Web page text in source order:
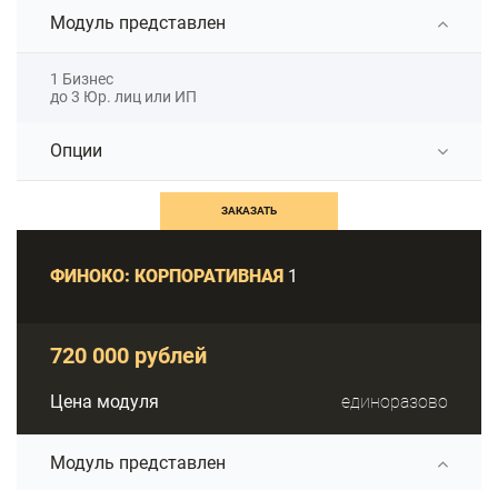
Модуль представлен
1 Бизнес
до 3 Юр. лиц или ИП
Опции
ЗАКАЗАТЬ
ФИНОКО: КОРПОРАТИВНАЯ 1
720 000 рублей
Цена модуля единоразово
Модуль представлен